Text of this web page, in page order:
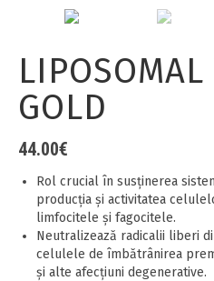
LIPOSOMAL
GOLD
44.00€
Rol crucial în susținerea
producția și activitatea
limfocitele și fagocitele.
Neutralizează radicalii liberi
celulele de îmbătrânirea
și alte afecțiuni degenerative.